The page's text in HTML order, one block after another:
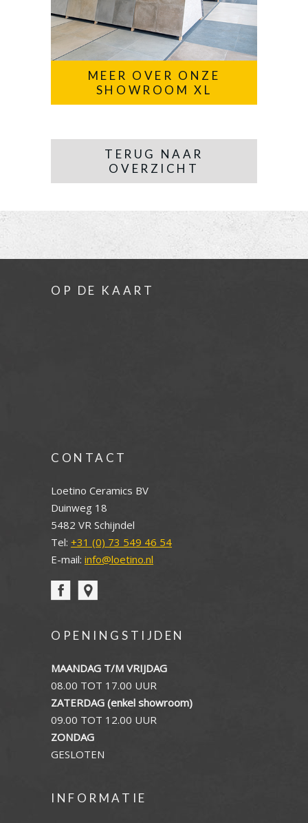
MEER OVER ONZE
SHOWROOM XL
TERUG NAAR
OVERZICHT
OP DE KAART
CONTACT
Loetino Ceramics BV
Duinweg 18
5482 VR Schijndel
Tel: +31 (0) 73 549 46 54
E-mail: info@loetino.nl
OPENINGSTIJDEN
MAANDAG T/M VRIJDAG
08.00 TOT 17.00 UUR
ZATERDAG (enkel showroom)
09.00 TOT 12.00 UUR
ZONDAG
GESLOTEN
INFORMATIE